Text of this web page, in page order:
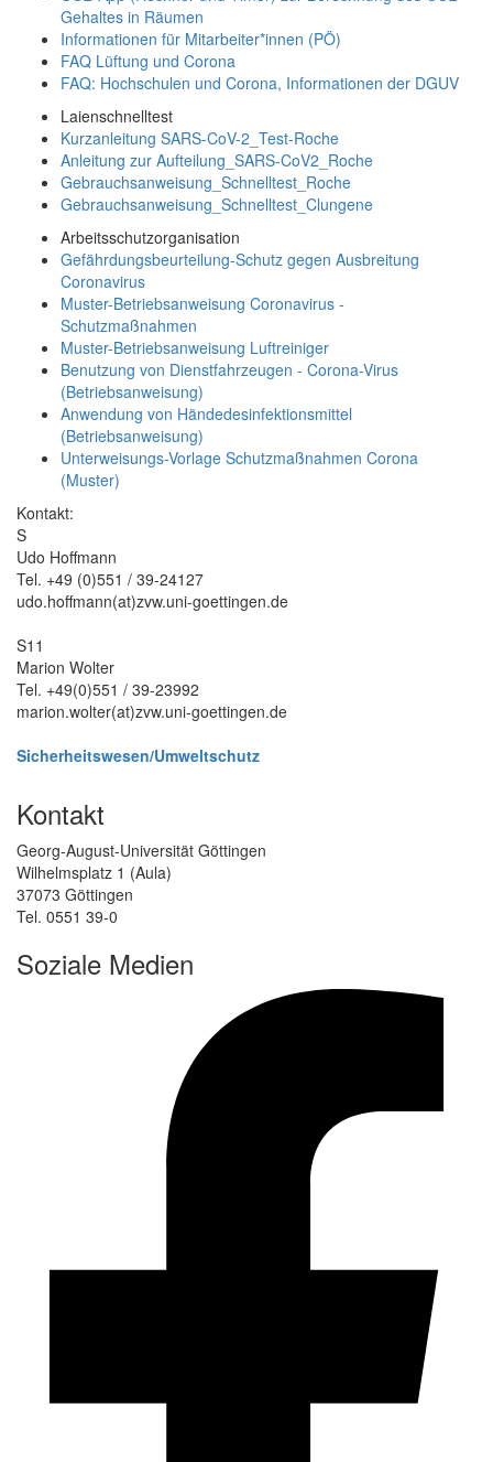
Gehaltes in Räumen
Informationen für Mitarbeiter*innen (PÖ)
FAQ Lüftung und Corona
FAQ: Hochschulen und Corona, Informationen der DGUV
Laienschnelltest
Kurzanleitung SARS-CoV-2_Test-Roche
Anleitung zur Aufteilung_SARS-CoV2_Roche
Gebrauchsanweisung_Schnelltest_Roche
Gebrauchsanweisung_Schnelltest_Clungene
Arbeitsschutzorganisation
Gefährdungsbeurteilung-Schutz gegen Ausbreitung
Coronavirus
Muster-Betriebsanweisung Coronavirus -
Schutzmaßnahmen
Muster-Betriebsanweisung Luftreiniger
Benutzung von Dienstfahrzeugen - Corona-Virus
(Betriebsanweisung)
Anwendung von Händedesinfektionsmittel
(Betriebsanweisung)
Unterweisungs-Vorlage Schutzmaßnahmen Corona
(Muster)
Kontakt:
S
Udo Hoffmann
Tel. +49 (0)551 / 39-24127
udo.hoffmann(at)zvw.uni-goettingen.de
S11
Marion Wolter
Tel. +49(0)551 / 39-23992
marion.wolter(at)zvw.uni-goettingen.de
Sicherheitswesen/Umweltschutz
Kontakt
Georg-August-Universität Göttingen
Wilhelmsplatz 1 (Aula)
37073 Göttingen
Tel. 0551 39-0
Soziale Medien